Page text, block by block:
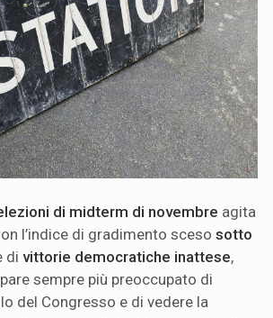
di midterm di novembre agita
l’indice di gradimento sceso sotto
di vittorie democratiche inattese,
sempre più preoccupato di
del Congresso e di vedere la